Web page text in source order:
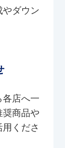
やダウン
各店へ一
奨商品や
くださ